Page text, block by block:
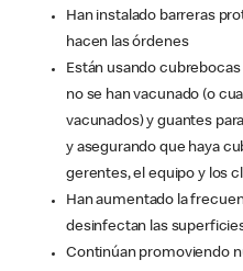
Han instalado barreras
hacen las órdenes
Están usando
no se han vacunado (o
vacunados) y guantes
y asegurando que haya
gerentes, el equipo y los
Han aumentado la
desinfectan las
Continúan promoviendo